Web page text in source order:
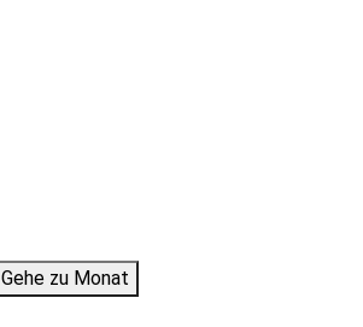
Gehe zu Monat